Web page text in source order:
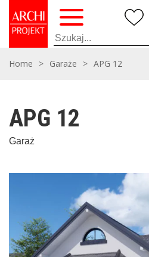
Home > Garaże > APG 12
APG 12
Garaż